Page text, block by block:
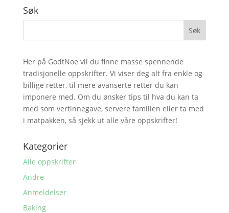
Søk
Her på GodtNoe vil du finne masse spennende
tradisjonelle oppskrifter. Vi viser deg alt fra enkle og
billige retter, til mere avanserte retter du kan
imponere med. Om du ønsker tips til hva du kan ta
med som vertinnegave, servere familien eller ta med
i matpakken, så sjekk ut alle våre oppskrifter!
Kategorier
Alle oppskrifter
Andre
Anmeldelser
Baking